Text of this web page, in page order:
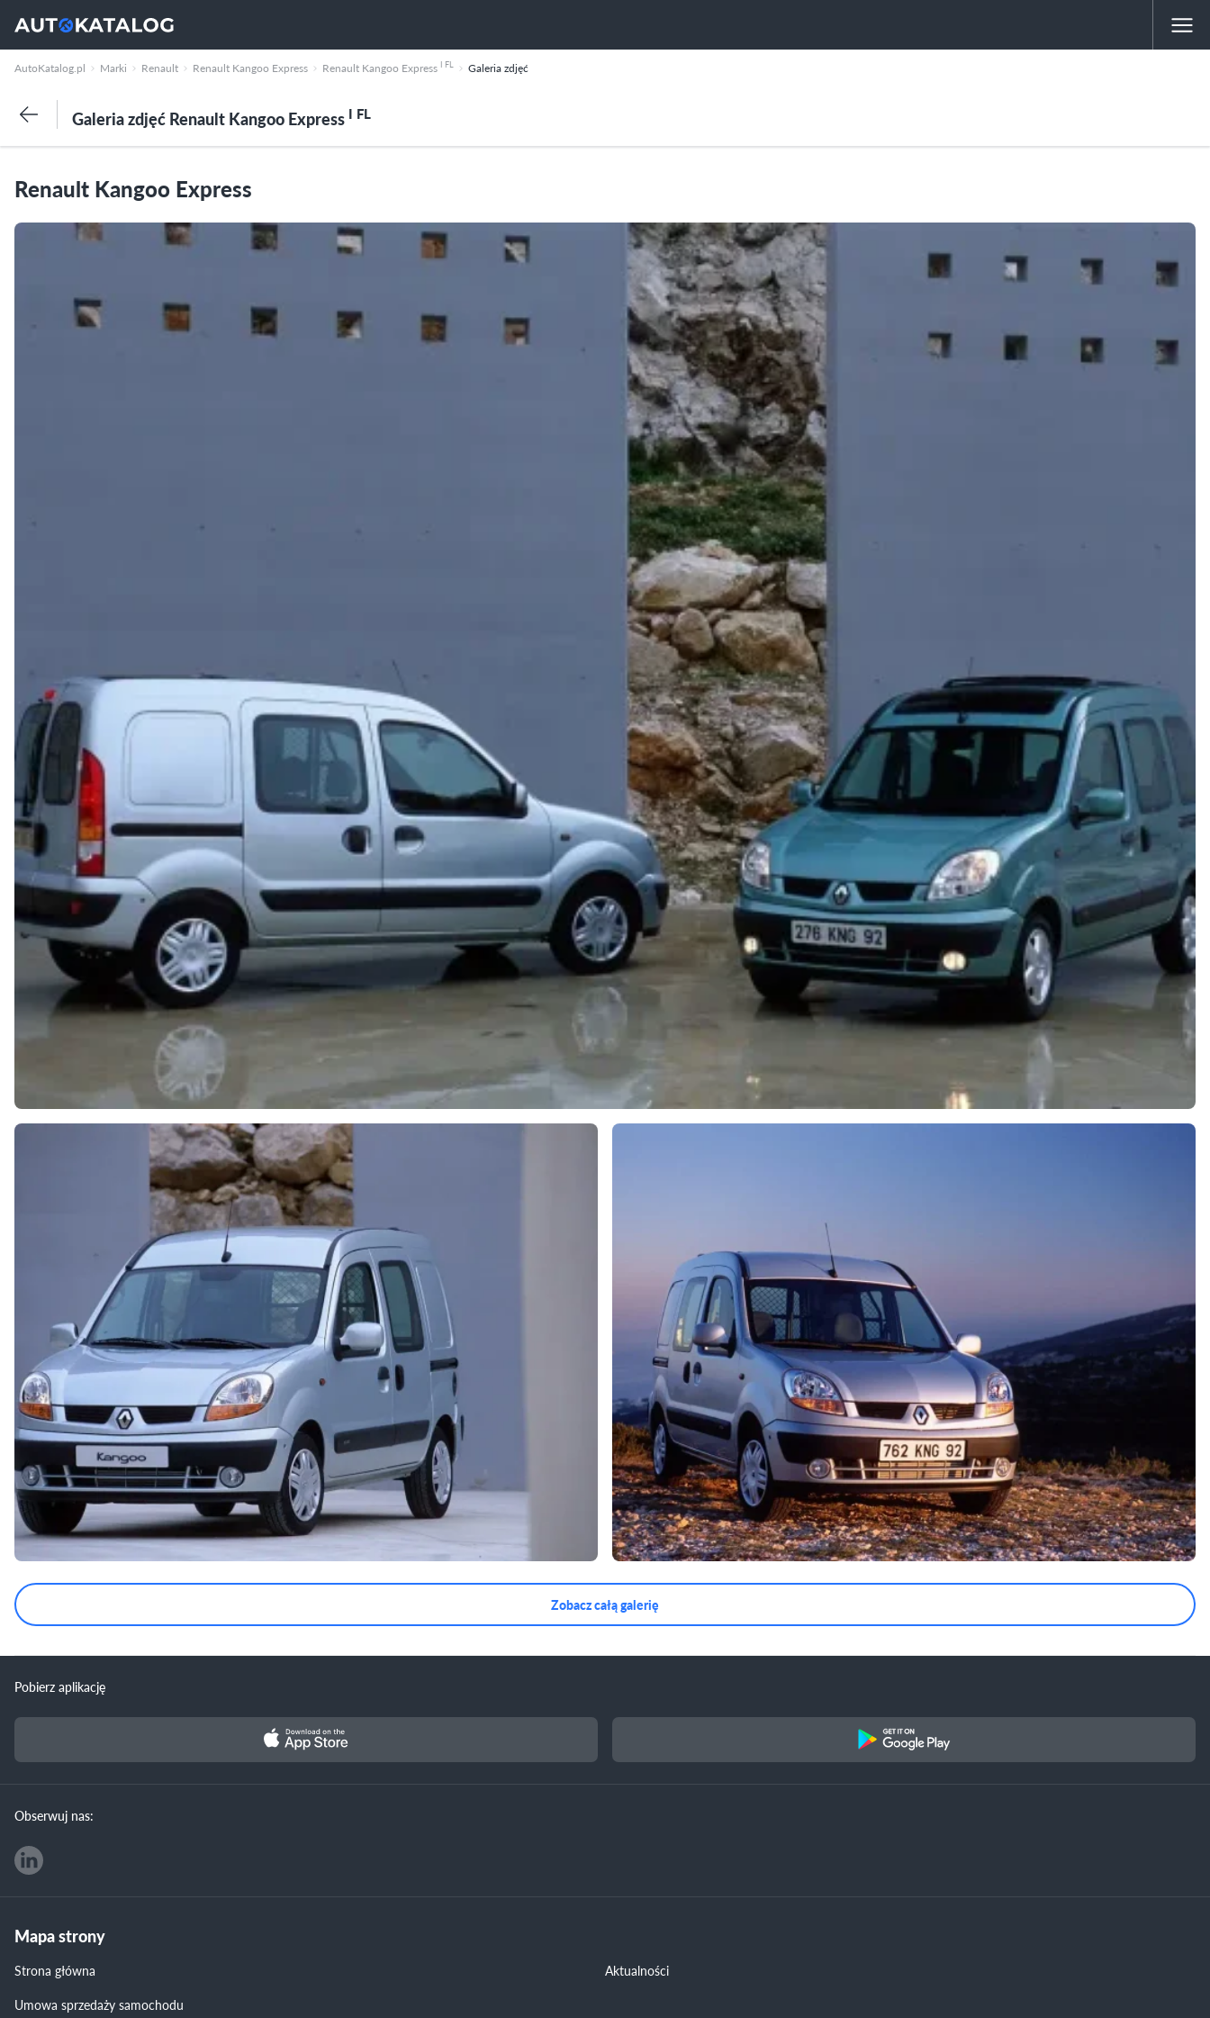
AutoKatalog.pl Marki Renault Renault Kangoo Express Renault Kangoo Express I FL Galeria zdjęć
Galeria zdjęć Renault Kangoo Express I FL
Renault Kangoo Express
Zobacz całą galerię
Pobierz aplikację
Obserwuj nas:
Mapa strony
Strona główna
Aktualności
Umowa sprzedaży samochodu